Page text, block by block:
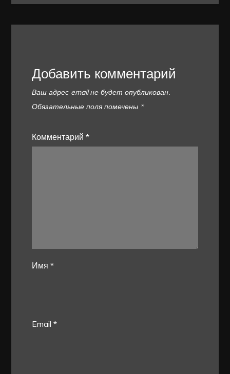
Добавить комментарий
Ваш адрес email не будет опубликован.
Обязательные поля помечены *
Комментарий*
Имя*
Email*